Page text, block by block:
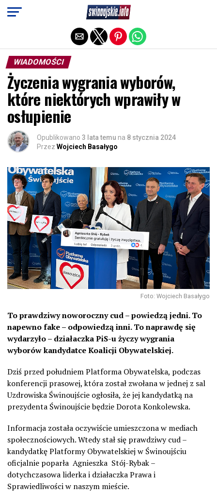
WIADOMOŚCI
Życzenia wygrania wyborów,
które niektórych wprawiły w
osłupienie
Opublikowano 3 lata temu na 8 stycznia 2024
Przez Wojciech Basałygo
Foto: Wojciech Basałygo
To prawdziwy noworoczny cud – powiedzą jedni. To
napewno fake – odpowiedzą inni. To naprawdę się
wydarzyło – działaczka PiS-u życzy wygrania
wyborów kandydatce Koalicji Obywatelskiej.
Dziś przed południem Platforma Obywatelska, podczas
konferencji prasowej, która został zwołana w jednej z sal
Uzdrowiska Świnoujście ogłosiła, że jej kandydatką na
prezydenta Świnoujście będzie Dorota Konkolewska.
Informacja została oczywiście umieszczona w mediach
społecznościowych. Wtedy stał się prawdziwy cud –
kandydatkę Platformy Obywatelskiej w Świnoujściu
oficjalnie poparła Agnieszka Stój-Rybak –
dotychczasowa liderka i działaczka Prawa i
Sprawiedliwości w naszym mieście.
Exit mobile version